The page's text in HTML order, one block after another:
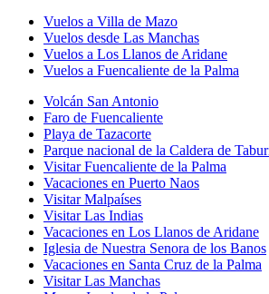
Vuelos a Villa de Mazo
Vuelos desde Las Manchas
Vuelos a Los Llanos de Aridane
Vuelos a Fuencaliente de la Palma
Volcán San Antonio
Faro de Fuencaliente
Playa de Tazacorte
Parque nacional de la Caldera de
Visitar Fuencaliente de la Palma
Vacaciones en Puerto Naos
Visitar Malpaíses
Visitar Las Indias
Vacaciones en Los Llanos de Aridane
Iglesia de Nuestra Senora de los Banos
Vacaciones en Santa Cruz de la Palma
Visitar Las Manchas